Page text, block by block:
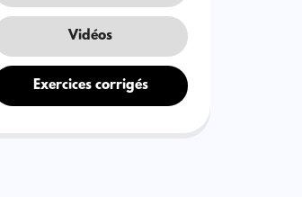
Vidéos
Exercices corrigés